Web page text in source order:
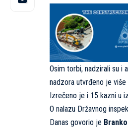
Osim torbi, nadzirali su i
nadzora utvrđeno je
Izrečeno je i 15 kazni u
O nalazu Državnog
Danas govorio je